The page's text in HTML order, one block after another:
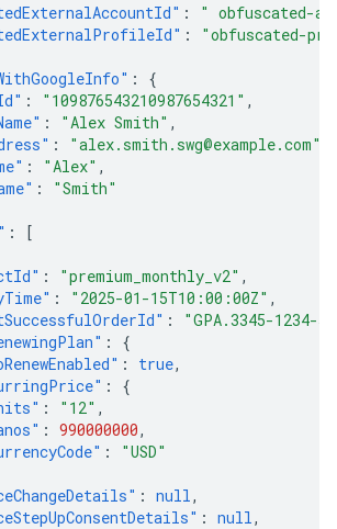
:
" obfuscated-
:
"obfuscated-
:
{
: "109876543210987654321" ,
: "Alex Smith" ,
: "alex.smith.swg@example.com"
: "Alex" ,
:
"Smith"
:
[
: "premium_monthly_v2" ,
: "2025-01-15T10:00:00Z" ,
:
"GPA.3345-1234-
:
{
: true,
:
{
: "12" ,
: 990000000,
:
"USD"
: null,
: null,